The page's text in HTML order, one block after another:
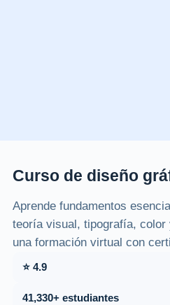
Curso de diseño
Aprende fundamentos
teoría visual, tipografía, color
una formación virtual con
⭐ 4.9
41,330+ estudiantes